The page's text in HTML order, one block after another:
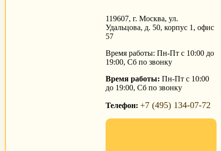
119607, г. Москва, ул.
Удальцова, д. 50, корпус 1, офис
57
Время работы: Пн-Пт с 10:00 до
19:00, Сб по звонку
Время работы: Пн-Пт с 10:00
до 19:00, Сб по звонку
Телефон: +7 (495) 134-07-72